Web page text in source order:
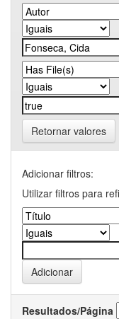
Retornar valores
Adicionar filtros:
Utilizar filtros para
Resultados/Página